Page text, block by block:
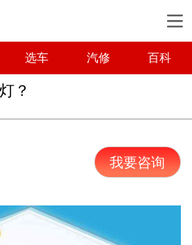
选车 汽修 百科
？
我要咨询